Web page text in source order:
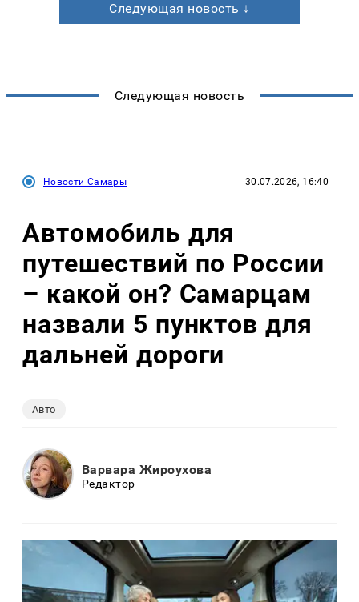
Следующая новость ↓
Следующая новость
Новости Самары 30.07.2026, 16:40
Автомобиль для
путешествий по России
– какой он? Самарцам
назвали 5 пунктов для
дальней дороги
Авто
Варвара Жироухова
Редактор